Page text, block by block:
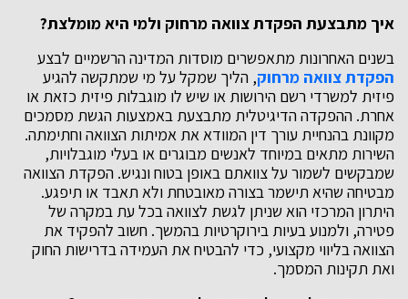
איך מתבצעת הפקדת צוואה מרחוק ולמי היא מומלצת?
בשנים האחרונות מתאפשרים מוסדות המדינה הרשמיים לבצע
הפקדת צוואה מרחוק, הליך שמקל על מי שמתקשה להגיע
פיזית למשרדי רשם הירושות או שיש לו מוגבלות פיזית כזאת או
אחרת. ההפקדה הדיגיטלית מתבצעת באמצעות הגשת מסמכים
מקוונת בהנחיית עורך דין המוודא את אמיתות הצוואה וחתימתה.
השירות מתאים במיוחד לאנשים מבוגרים או בעלי מוגבלויות,
שמבקשים לשמור על צוואתם באופן בטוח ונגיש. הפקדת הצוואה
מבטיחה שהיא תישמר בצורה מאובטחת ולא תאבד או תיפגע.
היתרון המרכזי הוא שניתן לגשת לצוואה בכל עת במקרה של
פטירה, ולמנוע בעיות בירוקרטיות בהמשך. חשוב להפקיד את
הצוואה בליווי מקצועי, כדי להבטיח את העמידה בדרישות החוק
ואת תקינות המסמך.